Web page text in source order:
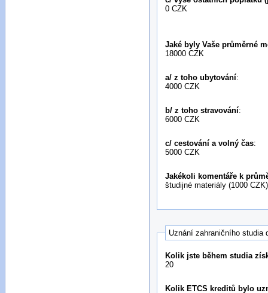
0 CZK
Jaké byly Vaše průměrné
18000 CZK
a/ z toho ubytování:
4000 CZK
b/ z toho stravování:
6000 CZK
c/ cestování a volný čas:
5000 CZK
Jakékoli komentáře k
študijné materiály (1000 CZK)
Uznání zahraničního studia
Kolik jste během studia
20
Kolik ETCS kreditů bylo